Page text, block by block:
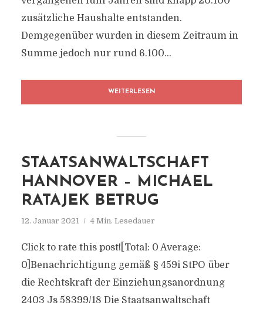
zusätzliche Haushalte entstanden.
Demgegenüber wurden in diesem Zeitraum in
Summe jedoch nur rund 6.100...
WEITERLESEN
STAATSANWALTSCHAFT
HANNOVER – MICHAEL
RATAJEK BETRUG
12. Januar 2021 4 Min. Lesedauer
Click to rate this post![Total: 0 Average:
0]Benachrichtigung gemäß § 459i StPO über
die Rechtskraft der Einziehungsanordnung
2403 Js 58399/​18 Die Staatsanwaltschaft